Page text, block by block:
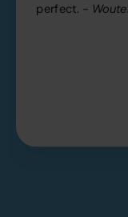
perfect. -